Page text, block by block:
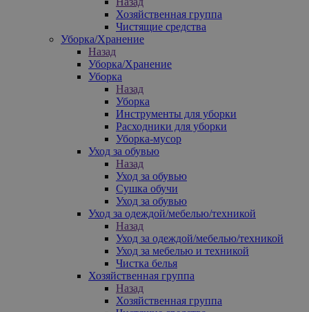
Хозяйственная группа
Чистящие средства
Уборка/Хранение
Назад
Уборка/Хранение
Уборка
Назад
Уборка
Инструменты для уборки
Расходники для уборки
Уборка-мусор
Уход за обувью
Назад
Уход за обувью
Сушка обучи
Уход за обувью
Уход за одеждой/мебелью/техникой
Назад
Уход за одеждой/мебелью/техникой
Уход за мебелью и техникой
Чистка белья
Хозяйственная группа
Назад
Хозяйственная группа